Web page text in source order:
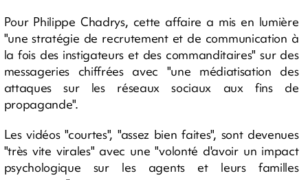
Pour Philippe Chadrys, cette affaire a mis en lumière
"une stratégie de recrutement et de communication à
la fois des instigateurs et des commanditaires" sur des
messageries chiffrées avec "une médiatisation des
attaques sur les réseaux sociaux aux fins de
propagande".
Les vidéos "courtes", "assez bien faites", sont devenues
"très vite virales" avec une "volonté d'avoir un impact
psychologique sur les agents et leurs familles